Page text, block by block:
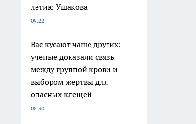
летию Ушакова
09:22
Вас кусают чаще других:
ученые доказали связь
между группой крови и
выбором жертвы для
опасных клещей
08:30